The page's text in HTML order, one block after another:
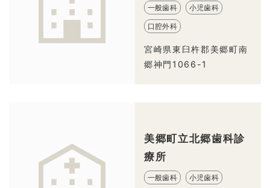
一般歯科 小児歯科
口腔外科
宮崎県東臼杵郡美郷町南
郷神門1066-1
美郷町立北郷歯科診
療所
一般歯科 小児歯科